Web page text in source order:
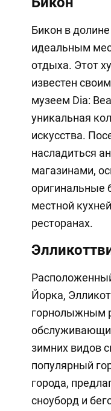
Бикон в
идеальным
отдыха. Этот
известен
музеем Dia:
уникальная
искусства.
насладиться
магазинами,
оригинальные
местной
ресторанах.
Йорка,
горнолыжным
зимних видов
популярный
города,
сноуборд и